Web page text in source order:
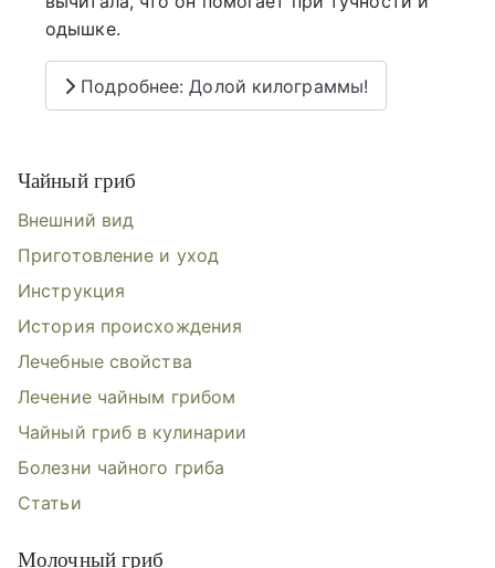
одышке.
Подробнее: Долой килограммы!
Чайный гриб
Внешний вид
Приготовление и уход
Инструкция
История происхождения
Лечебные свойства
Лечение чайным грибом
Чайный гриб в кулинарии
Болезни чайного гриба
Статьи
Молочный гриб